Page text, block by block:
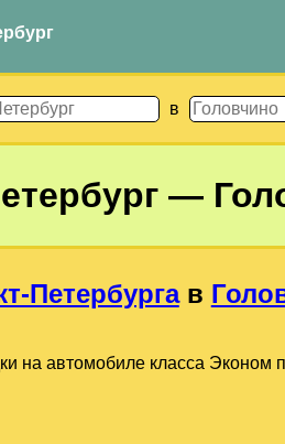
в
—
Петербургав
на автомобиле класса Эконом